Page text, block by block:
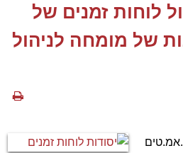
לוחות זמנים של
של מומחה לניהול